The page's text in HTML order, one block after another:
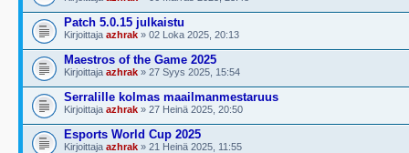
Patch 5.0.15 julkaistu
Kirjoittaja azhrak » 02 Loka 2025, 20:13
Maestros of the Game 2025
Kirjoittaja azhrak » 27 Syys 2025, 15:54
Serralille kolmas maailmanmestaruus
Kirjoittaja azhrak » 27 Heinä 2025, 20:50
Esports World Cup 2025
Kirjoittaja azhrak » 21 Heinä 2025, 11:55